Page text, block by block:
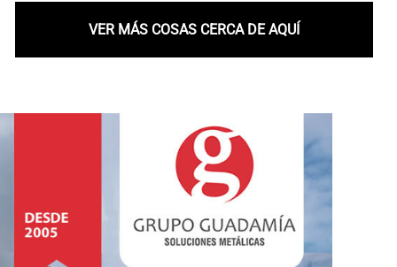
VER MÁS COSAS CERCA DE AQUÍ